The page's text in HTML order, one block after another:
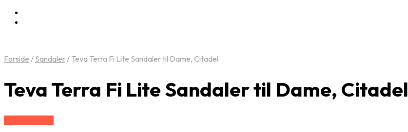
Forside / Sandaler/ Teva Terra Fi Lite Sandaler til Dame, Citadel
Teva Terra Fi Lite Sandaler til Dame, Citadel